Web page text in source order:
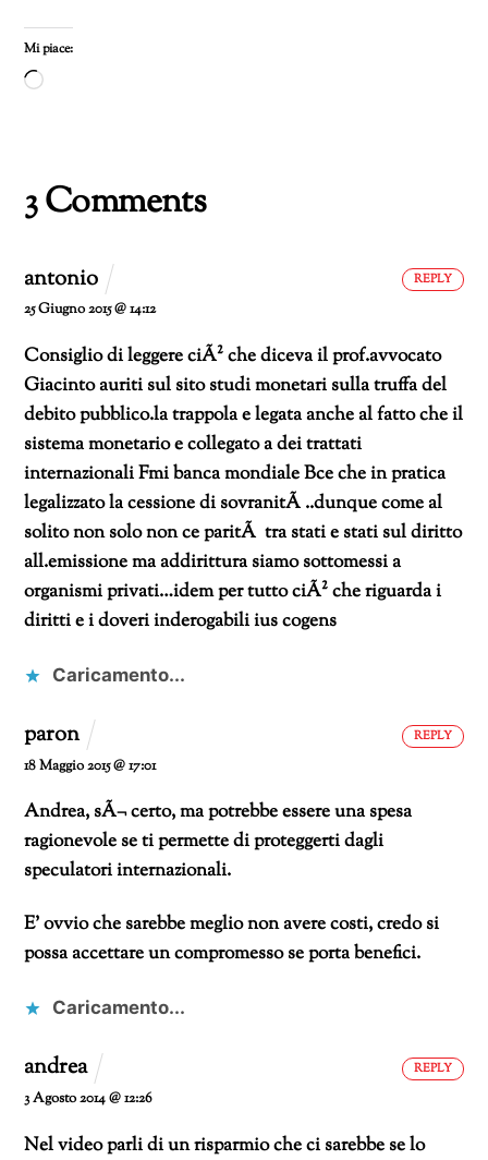
Mi piace:
Caricamento
3 Comments
antonio
25 Giugno 2015 @ 14:12
Consiglio di leggere ciÃ² che diceva il prof.avvocato
Giacinto auriti sul sito studi monetari sulla truffa del
debito pubblico.la trappola e legata anche al fatto che il
sistema monetario e collegato a dei trattati
internazionali Fmi banca mondiale Bce che in pratica
legalizzato la cessione di sovranitÃ ..dunque come al
solito non solo non ce paritÃ tra stati e stati sul diritto
all.emissione ma addirittura siamo sottomessi a
organismi privati…idem per tutto ciÃ² che riguarda i
diritti e i doveri inderogabili ius cogens
Caricamento...
REPLY
paron
18 Maggio 2015 @ 17:01
Andrea, sÃ¬ certo, ma potrebbe essere una spesa
ragionevole se ti permette di proteggerti dagli
speculatori internazionali.
E’ ovvio che sarebbe meglio non avere costi, credo si
possa accettare un compromesso se porta benefici.
Caricamento...
REPLY
andrea
3 Agosto 2014 @ 12:26
Nel video parli di un risparmio che ci sarebbe se lo
REPLY